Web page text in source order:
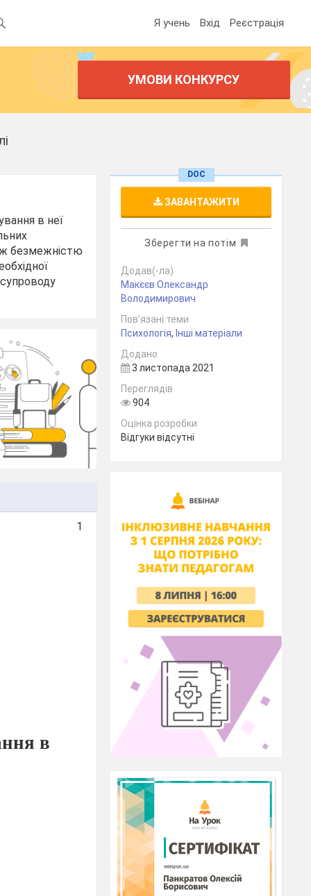
Я учень Вхід Реєстрація
УМОВИ КОНКУРСУ
в неї
безмежністю
1
в
DOC
ЗАВАНТАЖИТИ
Зберегти на потім
Додав(-ла)
Макєєв Олександр
Володимирович
Пов’язані теми
Психологія, Інші матеріали
Додано
3 листопада 2021
Переглядів
904
Оцінка розробки
Відгуки відсутні